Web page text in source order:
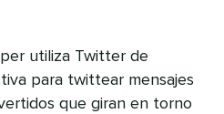
utiliza Twitter de
para twittear mensajes
que giran en torno